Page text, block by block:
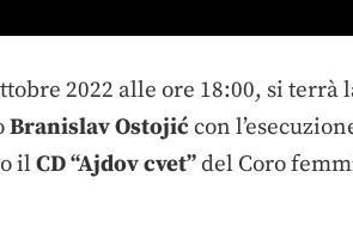
2022 alle ore 18:00, si terrà
Branislav Ostojić con
ilCD “Ajdov cvet”del Coro